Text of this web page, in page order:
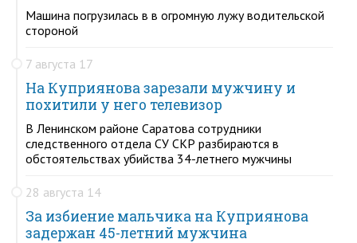
Машина погрузилась в в огромную лужу водительской
стороной
7 августа 17
На Куприянова зарезали мужчину и
похитили у него телевизор
В Ленинском районе Саратова сотрудники
следственного отдела СУ СКР разбираются в
обстоятельствах убийства 34-летнего мужчины
28 августа 14
За избиение мальчика на Куприянова
задержан 45-летний мужчина